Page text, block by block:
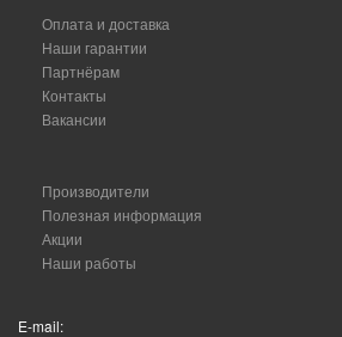
Оплата и доставка
Наши гарантии
Партнёрам
Контакты
Вакансии
Производители
Полезная информация
Акции
Наши работы
E-mail: